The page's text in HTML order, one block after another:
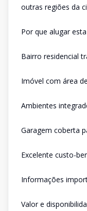
outras regiões da
Por que alugar
Bairro residencial
Imóvel com área
Ambientes
Garagem coberta
Excelente custo-
Informações
Valor e